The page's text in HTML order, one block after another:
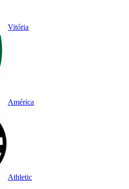
Vitória
América
Athletic